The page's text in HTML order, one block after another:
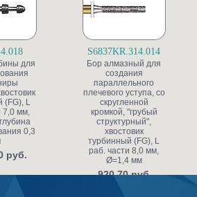
для
(FG), L
7,0 мм,
0,3
руб.
S6837KR.314.014
Бор алмазный для
создания
параллельного
плечевого уступа, со
скругленной
кромкой, "грубый
структурный",
хвостовик
турбинный (FG), L
раб. части 8,0 мм,
Ø=1,4 мм
920.70 руб.